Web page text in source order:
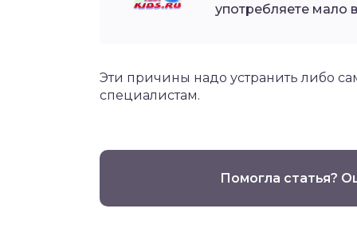
употребляете мало
Эти причины надо устранить либо
специалистам.
Помогла статья?